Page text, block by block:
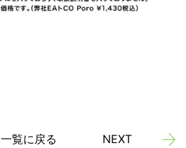
一覧に戻る NEXT